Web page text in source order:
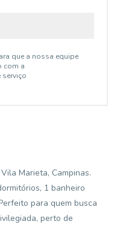
que a nossa equipe
com a
Marieta, Campinas.
1 banheiro
para quem busca
perto de